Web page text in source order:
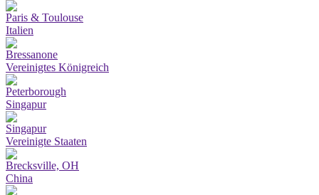
Paris & Toulouse
Italien
Bressanone
Vereinigtes Königreich
Peterborough
Singapur
Singapur
Vereinigte Staaten
Brecksville, OH
China